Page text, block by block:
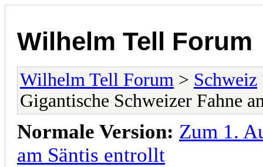
Wilhelm Tell Forum
Wilhelm Tell Forum > Schweiz
Gigantische Schweizer Fahne
Normale Version: Zum 1.
am Säntis entrollt